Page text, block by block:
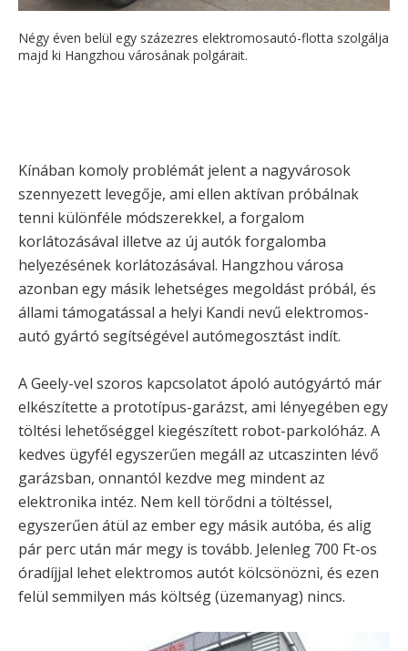
Négy éven belül egy százezres elektromosautó-flotta szolgálja
majd ki Hangzhou városának polgárait.
Kínában komoly problémát jelent a nagyvárosok
szennyezett levegője, ami ellen aktívan próbálnak
tenni különféle módszerekkel, a forgalom
korlátozásával illetve az új autók forgalomba
helyezésének korlátozásával. Hangzhou városa
azonban egy másik lehetséges megoldást próbál, és
állami támogatással a helyi Kandi nevű elektromos-
autó gyártó segítségével autómegosztást indít.
A Geely-vel szoros kapcsolatot ápoló autógyártó már
elkészítette a prototípus-garázst, ami lényegében egy
töltési lehetőséggel kiegészített robot-parkolóház. A
kedves ügyfél egyszerűen megáll az utcaszinten lévő
garázsban, onnantól kezdve meg mindent az
elektronika intéz. Nem kell törődni a töltéssel,
egyszerűen átül az ember egy másik autóba, és alig
pár perc után már megy is tovább. Jelenleg 700 Ft-os
óradíjjal lehet elektromos autót kölcsönözni, és ezen
felül semmilyen más költség (üzemanyag) nincs.